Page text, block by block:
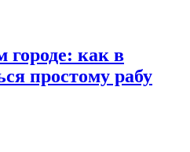
как в
простому рабу